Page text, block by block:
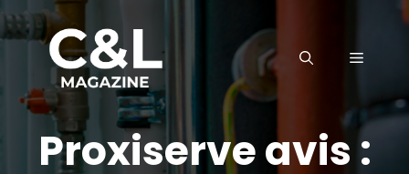
Aller
au
contenu
MENU
Proxiserve avis :